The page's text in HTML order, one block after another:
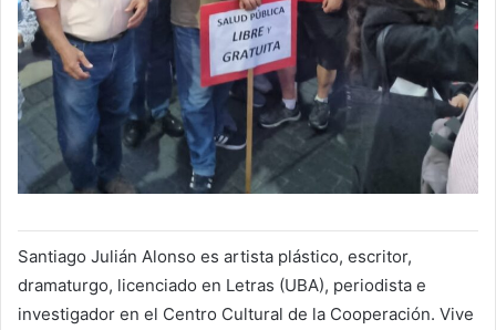
Santiago Julián Alonso es artista plástico, escritor,
dramaturgo, licenciado en Letras (UBA), periodista e
investigador en el Centro Cultural de la Cooperación. Vive